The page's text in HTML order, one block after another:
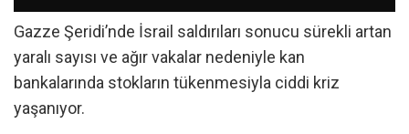
Gazze Şeridi’nde İsrail saldırıları sonucu sürekli artan
yaralı sayısı ve ağır vakalar nedeniyle kan
bankalarında stokların tükenmesiyla ciddi kriz
yaşanıyor.